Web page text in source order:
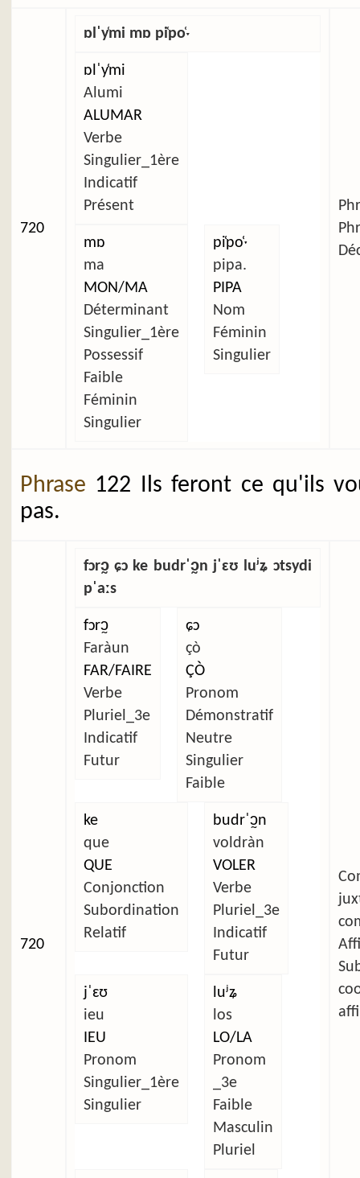
720
ɒlˈy̜mi mɒ pi̜po̜ˑ
ɒlˈy̜mi
Alumi
ALUMAR
Verbe
Singulier_1ère
Indicatif
Présent
mɒ
ma
MON/MA
Déterminant
Singulier_1ère
Possessif
Faible
Féminin
Singulier
pi̜po̜ˑ
pipa.
PIPA
Nom
Féminin
Singulier
Phrase 122 Ils feront ce qu'ils
pas.
720
fɔrɔ̰ ɕɔ ke budrˈɔ̰n jˈɛʊ luʲʑ ɔtsydi
pˈaːs
fɔrɔ̰
Faràun
FAR/FAIRE
Verbe
Pluriel_3e
Indicatif
Futur
ɕɔ
çò
ÇÒ
Pronom
Démonstratif
Neutre
Singulier
Faible
ke
que
QUE
Conjonction
Subordination
Relatif
budrˈɔ̰n
voldràn
VOLER
Verbe
Pluriel_3e
Indicatif
Futur
jˈɛʊ
ieu
IEU
Pronom
Singulier_1ère
Singulier
luʲʑ
los
LO/LA
Pronom
_3e
Faible
Masculin
Pluriel